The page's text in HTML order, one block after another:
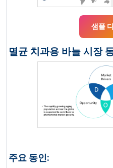
샘플
멸균 치과용 바늘 시장
주요 동인: